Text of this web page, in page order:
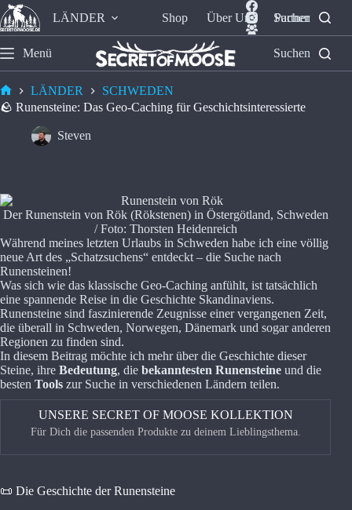
LÄNDER Shop Über Uns Partner
Suchen
Menü Suchen
LÄNDER
SCHWEDEN
🪨 Runensteine: Das Geo-Caching für Geschichtsinteressierte
Steven
Der Runenstein von Rök (Rökstenen) in Östergötland, Schweden
/ Foto: Thorsten Heidenreich
Während meines letzten Urlaubs in Schweden habe ich eine völlig
neue Art des „Schatzsuchens“ entdeckt – die Suche nach
Runensteinen!
Was sich wie das klassische Geo-Caching anfühlt, ist tatsächlich
eine spannende Reise in die Geschichte Skandinaviens.
Runensteine sind faszinierende Zeugnisse einer vergangenen Zeit,
die überall in Schweden, Norwegen, Dänemark und sogar anderen
Regionen zu finden sind.
In diesem Beitrag möchte ich mehr über die Geschichte dieser
Steine, ihre Bedeutung, die bekanntesten Runensteine und die
besten Tools zur Suche in verschiedenen Ländern teilen.
UNSERE SECRET OF MOOSE KOLLEKTION
Für Dich die passenden Produkte zu deinem Lieblingsthema.
📜 Die Geschichte der Runensteine